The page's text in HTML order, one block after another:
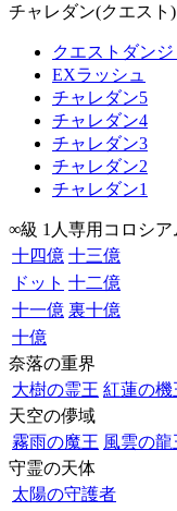
チャレダン(クエスト)
クエストダン
EXラッシュ
チャレダン5
チャレダン4
チャレダン3
チャレダン2
チャレダン1
∞級 1人専用コロシア
十四億 十三億
ドット 十二億
十一億 裏十億
十億
奈落の重界
大樹の霊王 紅蓮の機
天空の儚域
霧雨の魔王 風雲の龍
守霊の天体
太陽の守護者